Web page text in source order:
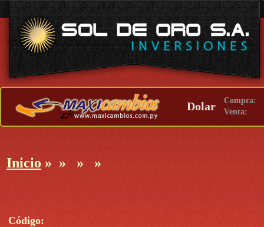
Dolar
Compra:
Venta:
Inicio » » » »
Código: